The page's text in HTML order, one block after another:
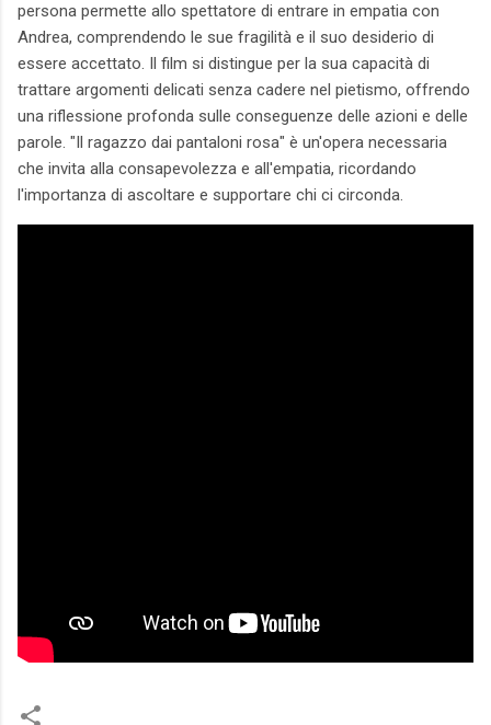
persona permette allo spettatore di entrare in empatia con
Andrea, comprendendo le sue fragilità e il suo desiderio di
essere accettato. Il film si distingue per la sua capacità di
trattare argomenti delicati senza cadere nel pietismo, offrendo
una riflessione profonda sulle conseguenze delle azioni e delle
parole. "Il ragazzo dai pantaloni rosa" è un'opera necessaria
che invita alla consapevolezza e all'empatia, ricordando
l'importanza di ascoltare e supportare chi ci circonda.